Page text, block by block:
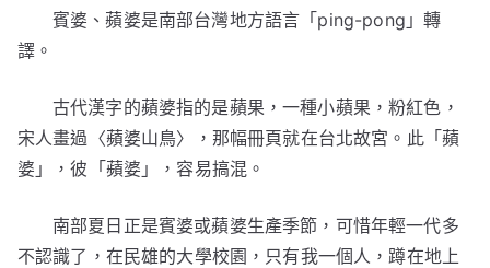
賓婆、蘋婆是南部台灣地方語言「ping-pong」轉
譯。
古代漢字的蘋婆指的是蘋果，一種小蘋果，粉紅色，
宋人畫過〈蘋婆山鳥〉，那幅冊頁就在台北故宮。此「蘋
婆」，彼「蘋婆」，容易搞混。
南部夏日正是賓婆或蘋婆生產季節，可惜年輕一代多
不認識了，在民雄的大學校園，只有我一個人，蹲在地上